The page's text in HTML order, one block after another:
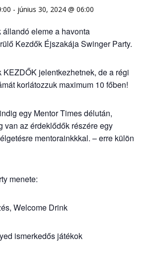
- június 30, 2024 @ 06:00
eleme a havonta
Kezdők Éjszakája Swinger Party.
KEZDŐK jelentkezhetnek, de a régi
korlátozzuk maximum 10 főben!
egy Mentor Times délután,
van az érdeklődők részére egy
mentorainkkkal. – erre külön
menete:
Welcome Drink
ismerkedős játékok